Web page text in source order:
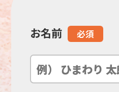
こ
の
フ
お名前 必須